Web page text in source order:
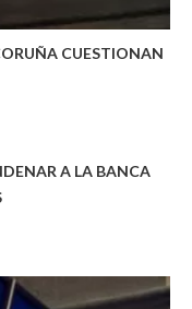
CUESTIONAN
A LA BANCA